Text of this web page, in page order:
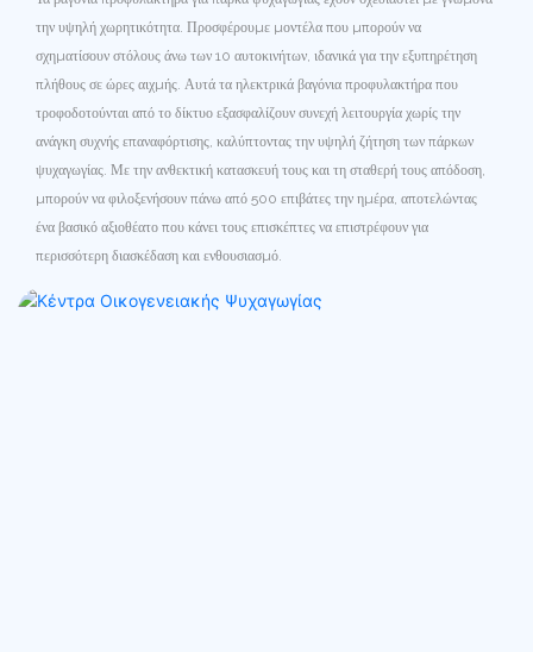
την υψηλή χωρητικότητα. Προσφέρουμε μοντέλα που μπορούν να
σχηματίσουν στόλους άνω των 10 αυτοκινήτων, ιδανικά για την εξυπηρέτηση
πλήθους σε ώρες αιχμής. Αυτά τα ηλεκτρικά βαγόνια προφυλακτήρα που
τροφοδοτούνται από το δίκτυο εξασφαλίζουν συνεχή λειτουργία χωρίς την
ανάγκη συχνής επαναφόρτισης, καλύπτοντας την υψηλή ζήτηση των πάρκων
ψυχαγωγίας. Με την ανθεκτική κατασκευή τους και τη σταθερή τους απόδοση,
μπορούν να φιλοξενήσουν πάνω από 500 επιβάτες την ημέρα, αποτελώντας
ένα βασικό αξιοθέατο που κάνει τους επισκέπτες να επιστρέφουν για
περισσότερη διασκέδαση και ενθουσιασμό.